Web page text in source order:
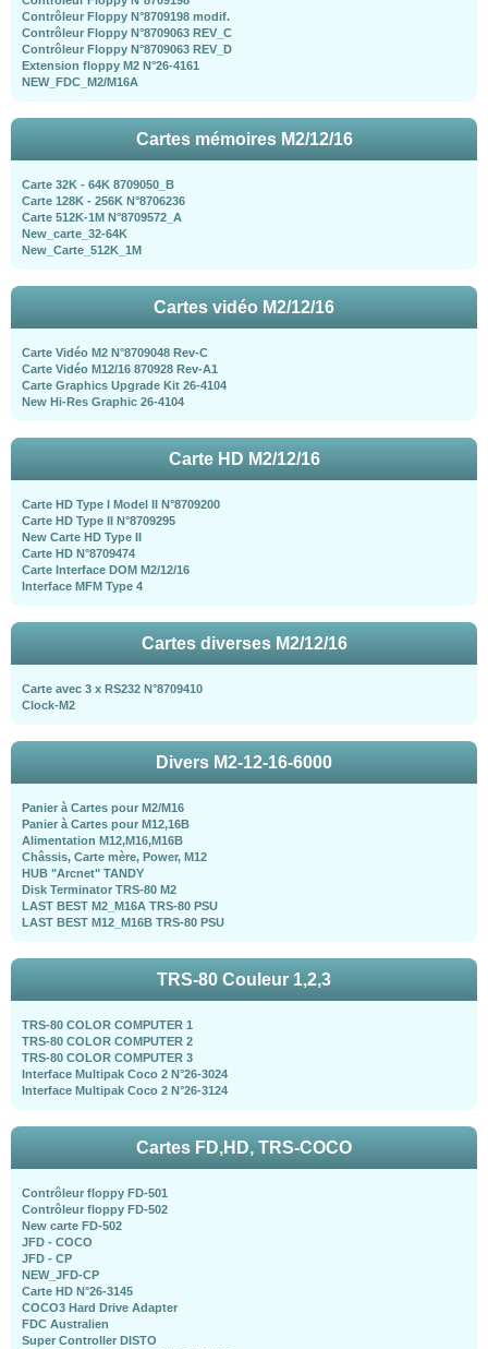
Contrôleur Floppy N°8709198 modif.
Contrôleur Floppy N°8709063 REV_C
Contrôleur Floppy N°8709063 REV_D
Extension floppy M2 N°26-4161
NEW_FDC_M2/M16A
Cartes mémoires M2/12/16
Carte 32K - 64K 8709050_B
Carte 128K - 256K N°8706236
Carte 512K-1M N°8709572_A
New_carte_32-64K
New_Carte_512K_1M
Cartes vidéo M2/12/16
Carte Vidéo M2 N°8709048 Rev-C
Carte Vidéo M12/16 870928 Rev-A1
Carte Graphics Upgrade Kit 26-4104
New Hi-Res Graphic 26-4104
Carte HD M2/12/16
Carte HD Type I Model II N°8709200
Carte HD Type II N°8709295
New Carte HD Type II
Carte HD N°8709474
Carte Interface DOM M2/12/16
Interface MFM Type 4
Cartes diverses M2/12/16
Carte avec 3 x RS232 N°8709410
Clock-M2
Divers M2-12-16-6000
Panier à Cartes pour M2/M16
Panier à Cartes pour M12,16B
Alimentation M12,M16,M16B
Châssis, Carte mère, Power, M12
HUB "Arcnet" TANDY
Disk Terminator TRS-80 M2
LAST BEST M2_M16A TRS-80 PSU
LAST BEST M12_M16B TRS-80 PSU
TRS-80 Couleur 1,2,3
TRS-80 COLOR COMPUTER 1
TRS-80 COLOR COMPUTER 2
TRS-80 COLOR COMPUTER 3
Interface Multipak Coco 2 N°26-3024
Interface Multipak Coco 2 N°26-3124
Cartes FD,HD, TRS-COCO
Contrôleur floppy FD-501
Contrôleur floppy FD-502
New carte FD-502
JFD - COCO
JFD - CP
NEW_JFD-CP
Carte HD N°26-3145
COCO3 Hard Drive Adapter
FDC Australien
Super Controller DISTO